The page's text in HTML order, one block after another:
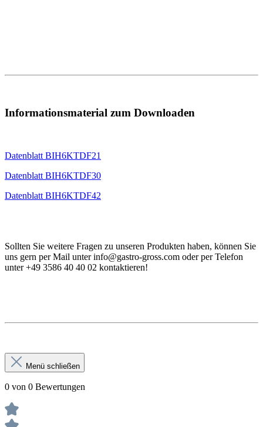
Informationsmaterial zum Downloaden
Datenblatt BIH6KTDF21
Datenblatt BIH6KTDF30
Datenblatt BIH6KTDF42
Sollten Sie weitere Fragen zu unseren Produkten haben, können Sie
uns gern per Mail unter info@gastro-gross.com oder per Telefon
unter +49 3586 40 40 02 kontaktieren!
Menü schließen
0 von 0 Bewertungen